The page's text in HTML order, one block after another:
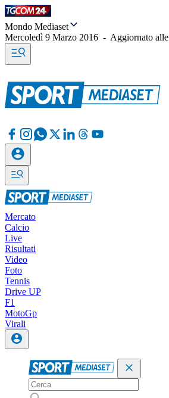
Mondo Mediaset
Mercoledì 9 Marzo 2016 - Aggiornato alle
Mercato
Calcio
Live
Risultati
Video
Foto
Tennis
Drive UP
F1
MotoGp
Virali